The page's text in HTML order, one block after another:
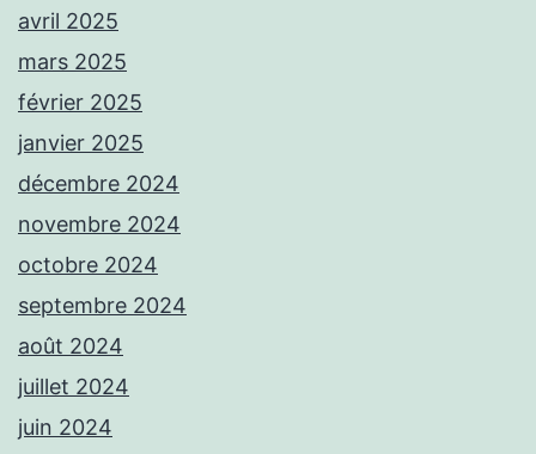
avril 2025
mars 2025
février 2025
janvier 2025
décembre 2024
novembre 2024
octobre 2024
septembre 2024
août 2024
juillet 2024
juin 2024